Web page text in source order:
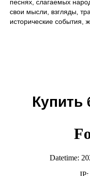
песнях, слагаемых
свои мысли, взгляды,
исторические события,
Купить